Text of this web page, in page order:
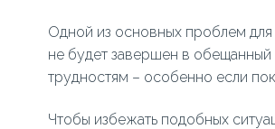
Одной из основных проблем для
не будет завершен в
трудностям – особенно если
Чтобы избежать подобных